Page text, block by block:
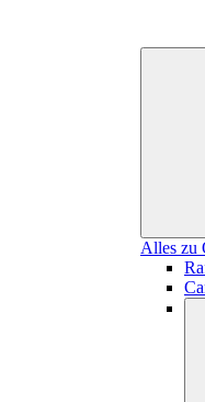
Alles zu